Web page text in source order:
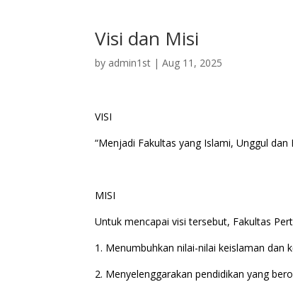
Visi dan Misi
by admin1st |Aug 11, 2025
VISI
“Menjadi Fakultas yang Islami, Unggul
MISI
Untuk mencapai visi tersebut, Fakultas
1. Menumbuhkan nilai-nilai keislaman dan
2. Menyelenggarakan pendidikan yang